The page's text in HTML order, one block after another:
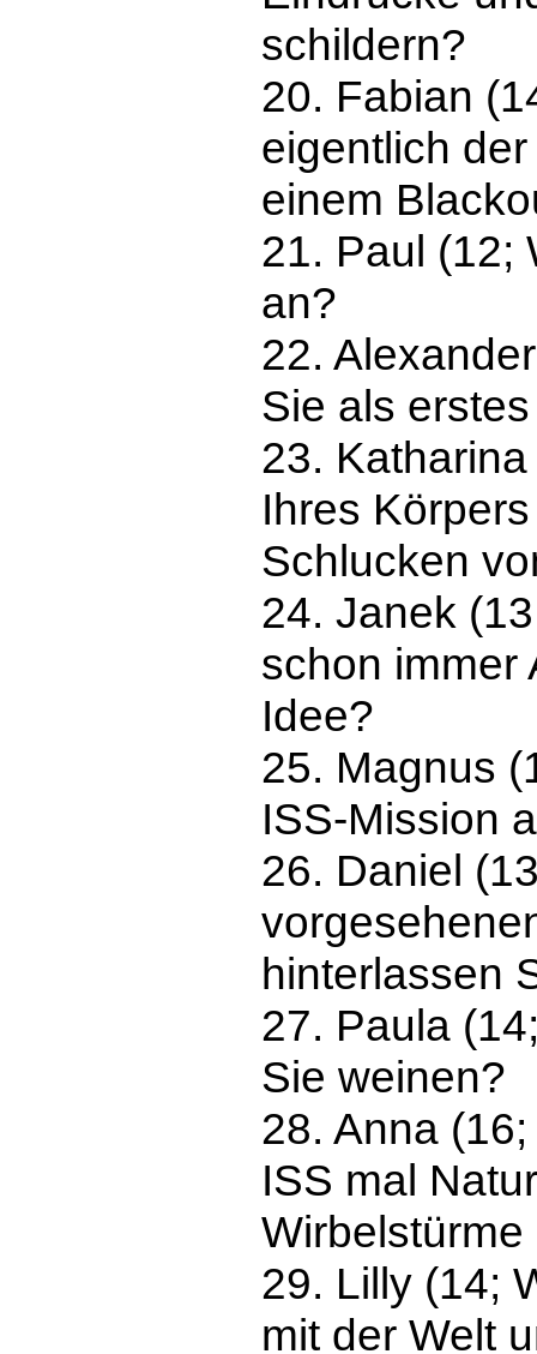
schildern?
20. Fabian
eigentlich
einem
21. Paul (12;
an?
22.
Sie als
23.
Ihres
Schlucken
24. Janek
schon immer
Idee?
25. Magnus
ISS-Mission
26. Daniel
hinterlassen
27. Paula
Sie weinen?
28. Anna
ISS mal
29. Lilly (14;
mit der Welt